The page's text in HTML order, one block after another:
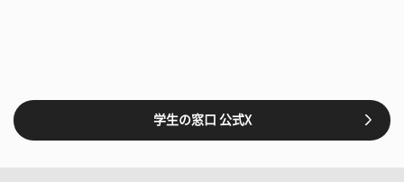
学生の窓口 公式X